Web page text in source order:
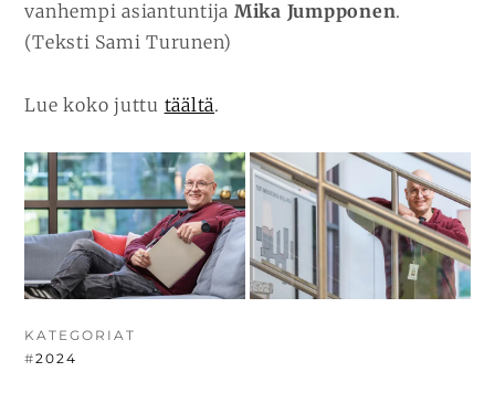
vanhempi asiantuntija Mika Jumpponen.
(Teksti Sami Turunen)
Lue koko juttu täältä.
KATEGORIAT
#2024